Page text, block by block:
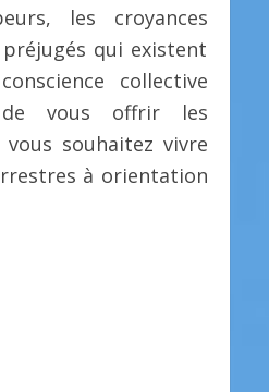
les croyances
qui existent
collective
vous offrir les
vous souhaitez vivre
à orientation